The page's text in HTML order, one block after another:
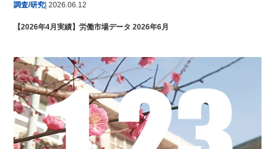
調査/研究 | 2026.06.12
【2026年4月実績】労働市場データ 2026年6月